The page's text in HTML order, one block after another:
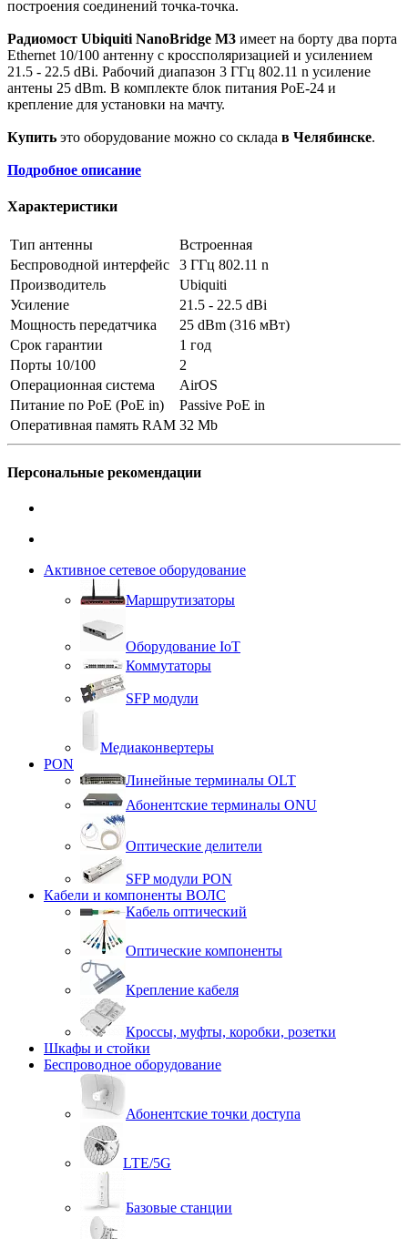
построения соединений точка-точка.
Радиомост Ubiquiti NanoBridge M3 имеет на борту два порта
Ethernet 10/100 антенну с кроссполяризацией и усилением
21.5 - 22.5 dBi. Рабочий диапазон 3 ГГц 802.11 n усиление
антены 25 dBm. В комплекте блок питания PoE-24 и
крепление для установки на мачту.
Купить это оборудование можно со склада в Челябинске.
Подробное описание
Характеристики
Тип антенны
Встроенная
Беспроводной интерфейс
3 ГГц 802.11 n
Производитель
Ubiquiti
Усиление
21.5 - 22.5 dBi
Мощность передатчика
25 dBm (316 мВт)
Срок гарантии
1 год
Порты 10/100
2
Операционная система
AirOS
Питание по PoE (PoE in)
Passive PoE in
Оперативная память RAM 32 Mb
Персональные рекомендации
Активное сетевое оборудование
Маршрутизаторы
Оборудование IoT
Коммутаторы
SFP модули
Медиаконвертеры
PON
Линейные терминалы OLT
Абонентские терминалы ONU
Оптические делители
SFP модули PON
Кабели и компоненты ВОЛС
Кабель оптический
Оптические компоненты
Крепление кабеля
Кроссы, муфты, коробки, розетки
Шкафы и стойки
Беспроводное оборудование
Абонентские точки доступа
LTE/5G
Базовые станции